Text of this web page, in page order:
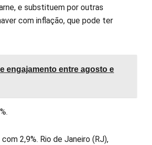
e substituem por outras
com inflação, que pode ter
engajamento entre agosto e
2,9%. Rio de Janeiro (RJ),